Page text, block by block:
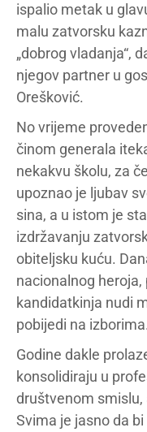
ispalio metak u
malu zatvorsku
„dobrog vladanja“,
njegov partner u
Orešković.
No vrijeme
činom generala
nekakvu školu, za
upoznao je ljubav
sina, a u istom je
izdržavanju
obiteljsku kuću.
nacionalnog
kandidatkinja nudi
pobijedi na izborima.
Godine dakle
konsolidiraju u
društvenom smislu,
Svima je jasno da